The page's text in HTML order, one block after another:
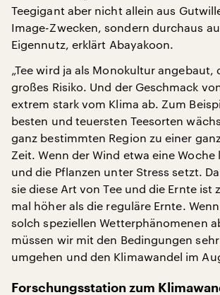
Teegigant aber nicht allein aus
Image-Zwecken, sondern durchaus
Eigennutz, erklärt Abayakoon.
„Tee wird ja als Monokultur angebaut,
großes Risiko. Und der Geschmack
extrem stark vom Klima ab. Zum
besten und teuersten Teesorten
ganz bestimmten Region zu einer
Zeit. Wenn der Wind etwa eine
und die Pflanzen unter Stress setzt.
sie diese Art von Tee und die Ernte ist
mal höher als die reguläre Ernte.
solch speziellen Wetterphänomenen
müssen wir mit den Bedingungen
umgehen und den Klimawandel im
Forschungsstation zum